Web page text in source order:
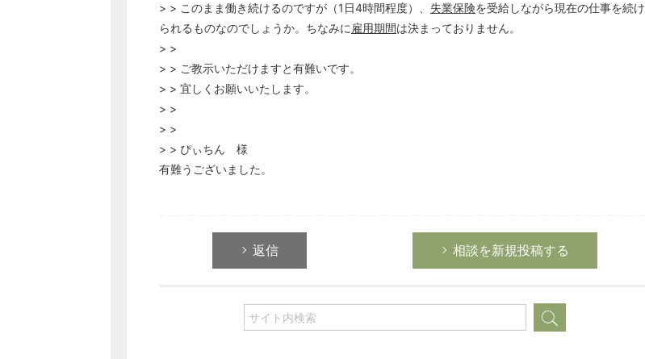
> > このまま働き続けるのですが（1日4時間程度）、 失業保険を受給しながら現在の仕事を続け
られるものなのでしょうか。ちなみに 雇用期間は決まっておりません。
> >
> > ご教示いただけますと有難いです。
> > 宜しくお願いいたします。
> >
> >
> > ぴぃちん 様
有難うございました。
返信 相談を新規投稿する